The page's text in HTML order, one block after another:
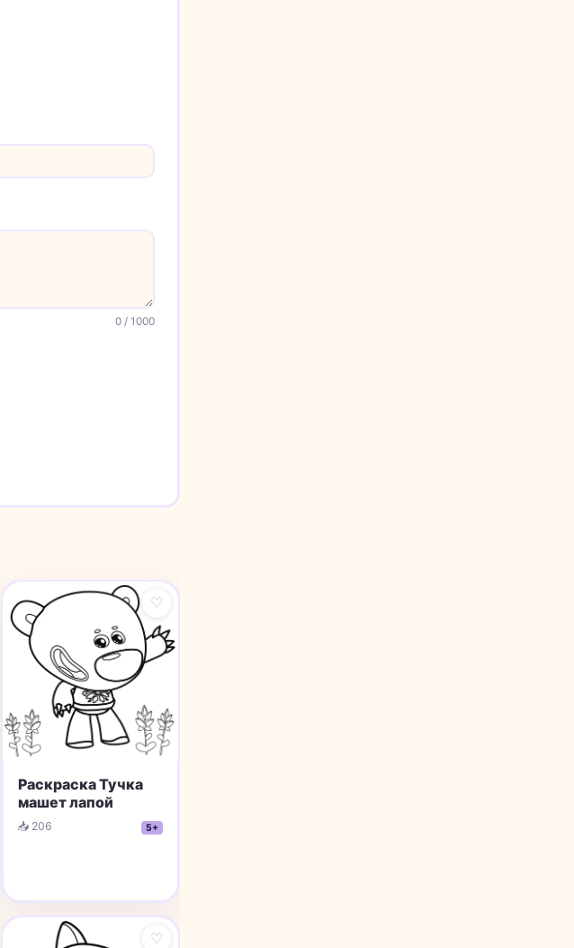
0/ 1000
♡
Раскраска Тучка
машет лапой
📥 206 5+
♡